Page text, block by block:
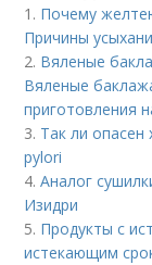
1. Почему
Причины
2. Вяленые
Вяленые
приготовления
3. Так ли опасен
pylori
4.Аналог
Изидри
5. Продукты с
истекающим